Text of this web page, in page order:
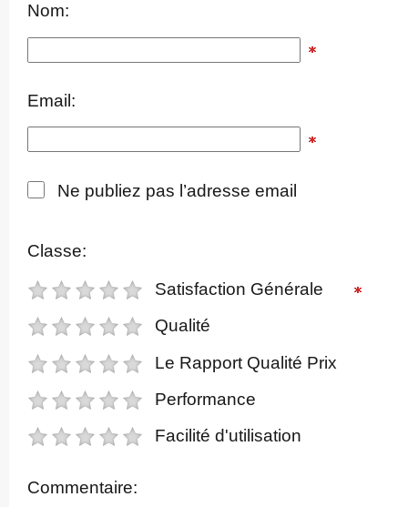
Nom:
Email:
Ne publiez pas l’adresse email
Classe:
Satisfaction Générale
Qualité
Le Rapport Qualité Prix
Performance
Facilité d'utilisation
Commentaire: